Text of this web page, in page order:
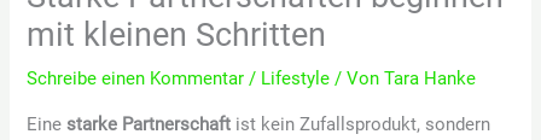
mit kleinen Schritten
Schreibe einen Kommentar / Lifestyle / VonTara Hanke
Einestarke Partnerschaft ist kein Zufallsprodukt, sondern